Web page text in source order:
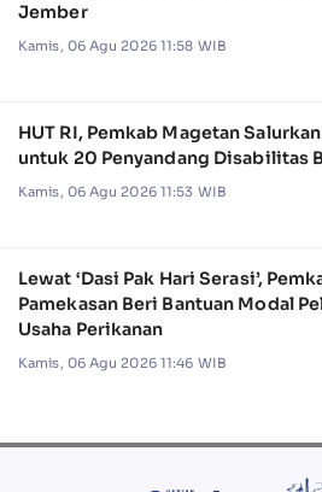
Jember
Kamis, 06 Agu 2026 11:58 WIB
HUT RI, Pemkab Magetan
untuk 20 Penyandang Disabilitas
Kamis, 06 Agu 2026 11:53 WIB
Lewat ‘Dasi Pak Hari Serasi’,
Pamekasan Beri Bantuan Modal
Usaha Perikanan
Kamis, 06 Agu 2026 11:46 WIB